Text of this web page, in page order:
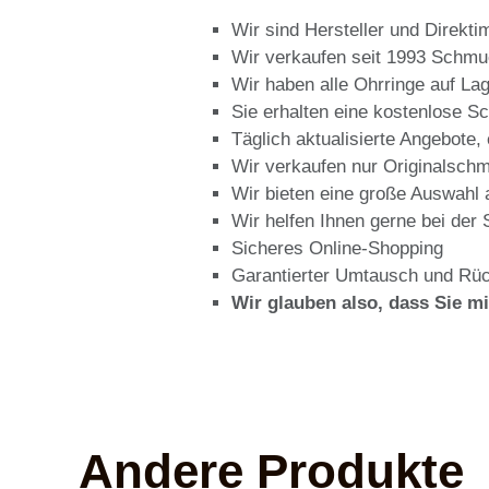
Wir sind Hersteller und
Wir verkaufen seit 1993
Wir haben alle Ohrringe auf
Sie erhalten eine kostenlose
Täglich aktualisierte
Wir verkaufen nur
Wir bieten eine große Auswahl
Wir helfen Ihnen gerne bei der
Sicheres Online-Shopping
Garantierter Umtausch und
Wir glauben also, dass Sie
Andere Produkte